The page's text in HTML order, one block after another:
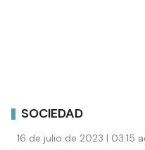
SOCIEDAD
16 de julio de 2023 | 03:15